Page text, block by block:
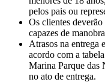
pelos pais ou
Os clientes
capazes de
Atrasos na entrega
acordo com a
Marina Parque das
no ato de entrega.